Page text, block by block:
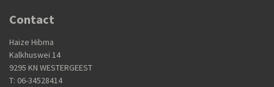
Contact
Haize Hibma
Kalkhuswei 14
9295 KN WESTERGEEST
T: 06-34528414